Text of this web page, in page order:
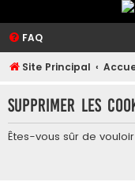
FAQ
Site Principal
Supprimer les
Êtes-vous sûr de